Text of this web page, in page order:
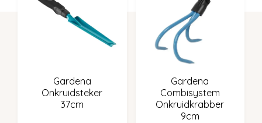
Gardena
Onkruidsteker
37cm
Gardena
Combisystem
Onkruidkrabber
9cm